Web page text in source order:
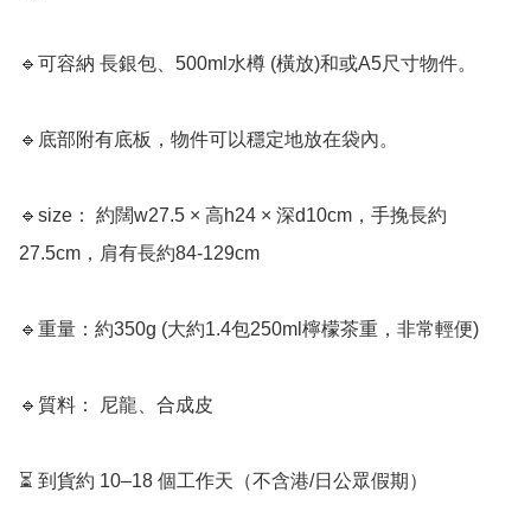
🔹可容納 長銀包、500ml水樽 (橫放)和或A5尺寸物件。
🔹底部附有底板，物件可以穩定地放在袋內。
🔹size： 約闊w27.5 × 高h24 × 深d10cm，手挽長約
27.5cm，肩有長約84-129cm
🔹重量：約350g (大約1.4包250ml檸檬茶重，非常輕便)
🔹質料： 尼龍、合成皮
⏳ 到貨約 10–18 個工作天（不含港/日公眾假期）